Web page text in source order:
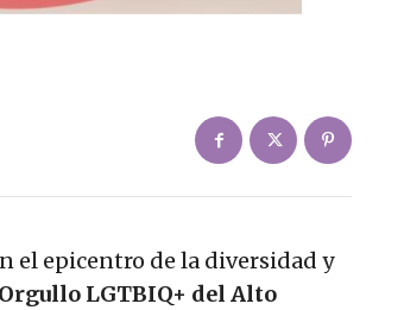
el epicentro de la diversidad y
LGTBIQ+ del Alto